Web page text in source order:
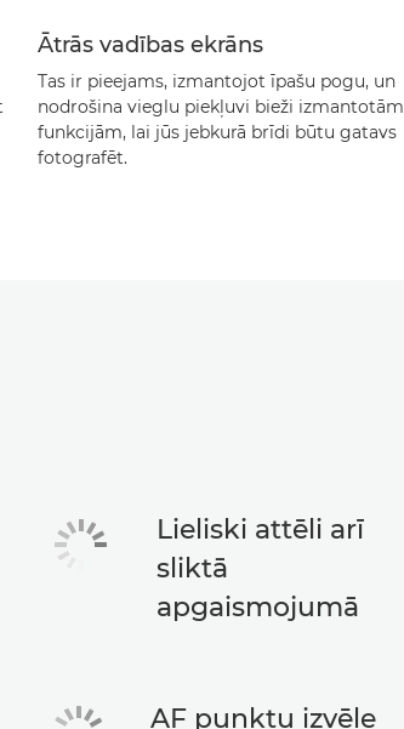
Ātrās vadības ekrāns
Tas ir pieejams, izmantojot īpašu pogu, un
nodrošina vieglu piekļuvi bieži izmantotām
funkcijām, lai jūs jebkurā brīdi būtu gatavs
fotografēt.
Lieliski attēli arī
sliktā
apgaismojumā
AF punktu izvēle